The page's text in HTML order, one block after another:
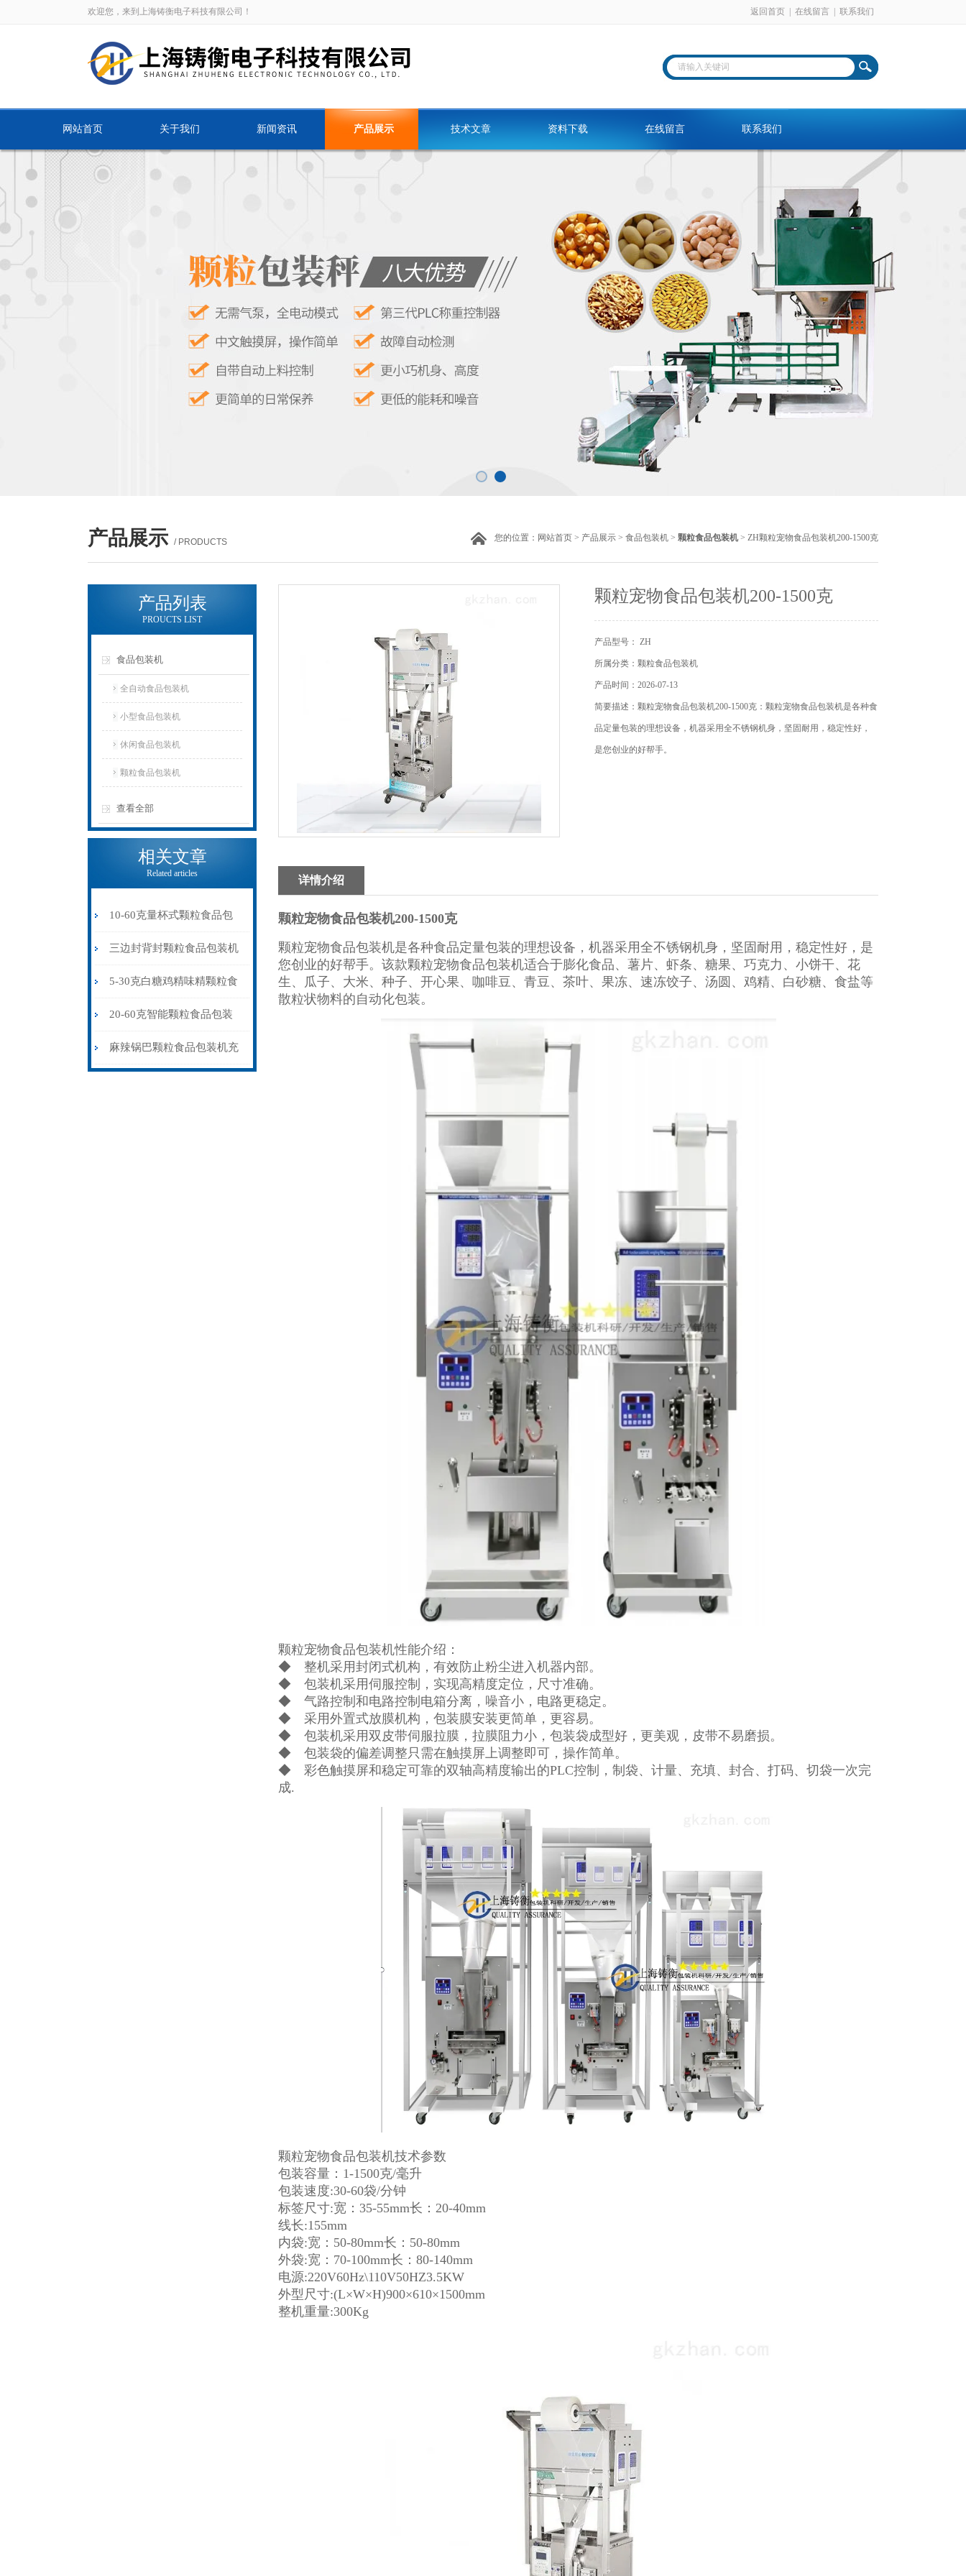
欢迎您，来到上海铸衡电子科技有限公司！ 返回首页 在线留言 联系我们
网站首页 关于我们 新闻资讯 产品展示 技术文章 资料下载 在线留言 联系我们
产品展示 / PRODUCTS 您的位置： 网站首页 > 产品展示 > 食品包装机 > 颗粒食品包装机 > ZH颗粒宠物食品包装机200-1500克
产品列表
PROUCTS LIST
食品包装机
全自动食品包装机
小型食品包装机
休闲食品包装机
颗粒食品包装机
查看全部
相关文章
Related articles
10-60克量杯式颗粒食品包
装机多功能价格
三边封背封颗粒食品包装机
厂家供应
5-30克白糖鸡精味精颗粒食
品包装机
20-60克智能颗粒食品包装
机可定制背封三边封
麻辣锅巴颗粒食品包装机充
颗粒宠物食品包装机200-1500克
产品型号： ZH
所属分类：颗粒食品包装机
产品时间：2026-07-13
简要描述：颗粒宠物食品包装机200-1500克：颗粒宠物食品包装机​是各种食
品定量包装的理想设备，机器采用全不锈钢机身，坚固耐用，稳定性好，
是您创业的好帮手。
详情介绍
颗粒宠物食品包装机200-1500克
颗粒宠物食品包装机是各种食品定量包装的理想设备，机器采用全不锈钢机身，坚固耐用，稳定性好，是
您创业的好帮手。该款颗粒宠物食品包装机适合于膨化食品、薯片、虾条、糖果、巧克力、小饼干、花
生、瓜子、大米、种子、开心果、咖啡豆、青豆、茶叶、果冻、速冻饺子、汤圆、鸡精、白砂糖、食盐等
散粒状物料的自动化包装。
颗粒宠物食品包装机性能介绍：
◆ 整机采用封闭式机构，有效防止粉尘进入机器内部。
◆ 包装机采用伺服控制，实现高精度定位，尺寸准确。
◆ 气路控制和电路控制电箱分离，噪音小，电路更稳定。
◆ 采用外置式放膜机构，包装膜安装更简单，更容易。
◆ 包装机采用双皮带伺服拉膜，拉膜阻力小，包装袋成型好，更美观，皮带不易磨损。
◆ 包装袋的偏差调整只需在触摸屏上调整即可，操作简单。
◆ 彩色触摸屏和稳定可靠的双轴高精度输出的PLC控制，制袋、计量、充填、封合、打码、切袋一次完
成.
颗粒宠物食品包装机技术参数
包装容量：1-1500克/毫升
包装速度:30-60袋/分钟
标签尺寸:宽：35-55mm长：20-40mm
线长:155mm
内袋:宽：50-80mm长：50-80mm
外袋:宽：70-100mm长：80-140mm
电源:220V60Hz\110V50HZ3.5KW
外型尺寸:(L×W×H)900×610×1500mm
整机重量:300Kg